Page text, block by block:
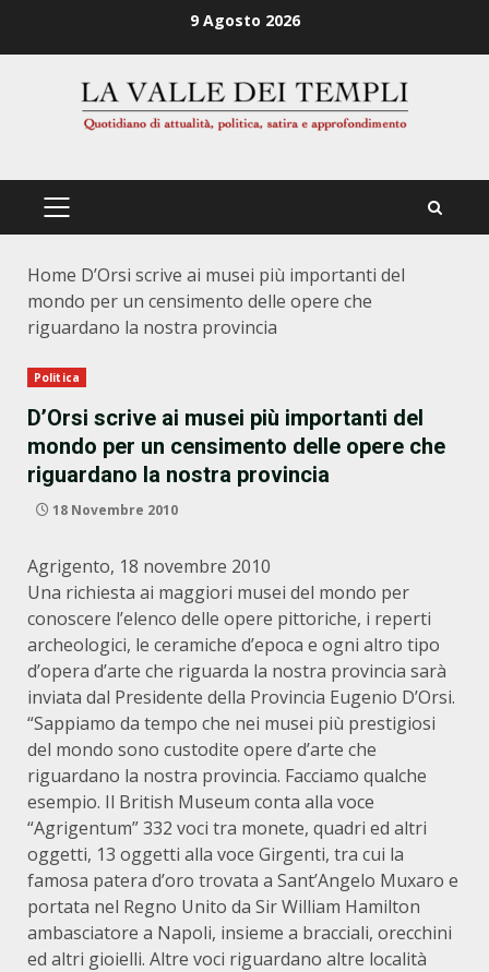
9 Agosto 2026
PRIMÄRES
Home D’Orsi scrive ai musei più importanti del
mondo per un censimento delle opere che
riguardano la nostra provincia
Politica
D’Orsi scrive ai musei più importanti del
mondo per un censimento delle opere che
riguardano la nostra provincia
18 Novembre 2010
Agrigento, 18 novembre 2010
Una richiesta ai maggiori musei del mondo per
conoscere l’elenco delle opere pittoriche, i reperti
archeologici, le ceramiche d’epoca e ogni altro tipo
d’opera d’arte che riguarda la nostra provincia sarà
inviata dal Presidente della Provincia Eugenio D’Orsi.
“Sappiamo da tempo che nei musei più prestigiosi
del mondo sono custodite opere d’arte che
riguardano la nostra provincia. Facciamo qualche
esempio. Il British Museum conta alla voce
“Agrigentum” 332 voci tra monete, quadri ed altri
oggetti, 13 oggetti alla voce Girgenti, tra cui la
famosa patera d’oro trovata a Sant’Angelo Muxaro e
portata nel Regno Unito da Sir William Hamilton
ambasciatore a Napoli, insieme a bracciali, orecchini
ed altri gioielli. Altre voci riguardano altre località